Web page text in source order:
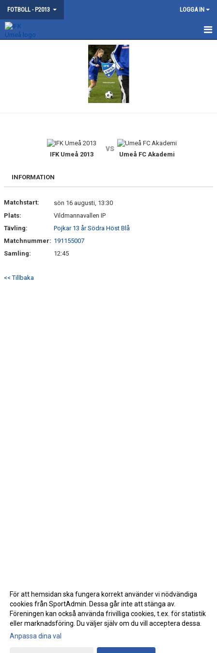
FOTBOLL - P2013 LOGGA IN
DOKUMENT
IFK Umeå 2013
vs
Umeå FC Akademi
INFORMATION
Matchstart:
sön 16 augusti, 13:30
Plats:
Vildmannavallen IP
Tävling:
Pojkar 13 år Södra Höst Blå
Matchnummer: 191155007
Samling:
12:45
<< Tillbaka
Gå till Webbversion
För att hemsidan ska fungera korrekt använder vi nödvändiga
cookies från SportAdmin. Dessa går inte att stänga av.
Föreningen kan också använda frivilliga cookies, t.ex. för statistik
eller marknadsföring. Du väljer själv om du vill acceptera dessa.
Anpassa dina val